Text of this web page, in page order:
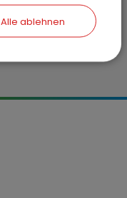
Alle ablehnen